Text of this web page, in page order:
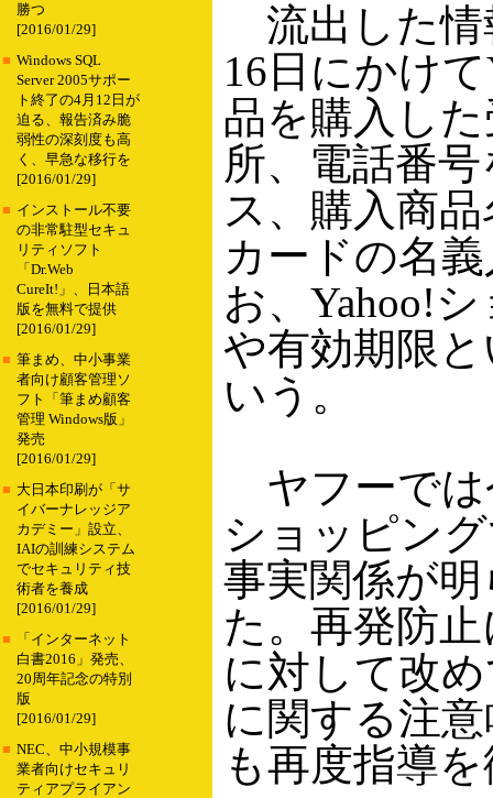
勝つ
[2016/01/29]
■ Windows SQL
Server 2005サポー
ト終了の4月12日が
迫る、報告済み脆
弱性の深刻度も高
く、早急な移行を
[2016/01/29]
■ インストール不要
の非常駐型セキュ
リティソフト
「Dr.Web
CureIt!」、日本語
版を無料で提供
[2016/01/29]
■ 筆まめ、中小事業
者向け顧客管理ソ
フト「筆まめ顧客
管理 Windows版」
発売
[2016/01/29]
■ 大日本印刷が「サ
イバーナレッジア
カデミー」設立、
IAIの訓練システム
でセキュリティ技
術者を養成
[2016/01/29]
■
「インターネット
白書2016」発売、
20周年記念の特別
版
[2016/01/29]
■ NEC、中小規模事
業者向けセキュリ
ティアプライアン
流出した情
16日にかけ
品を購入し
所、電話番
ス、購入商
カードの名
お、Yahoo!
や有効期限
いう。
ヤフーでは
ショッピン
事実関係が
た。再発防
に対して改
に関する注
も再度指導